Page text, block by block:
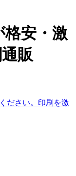
安・激
販